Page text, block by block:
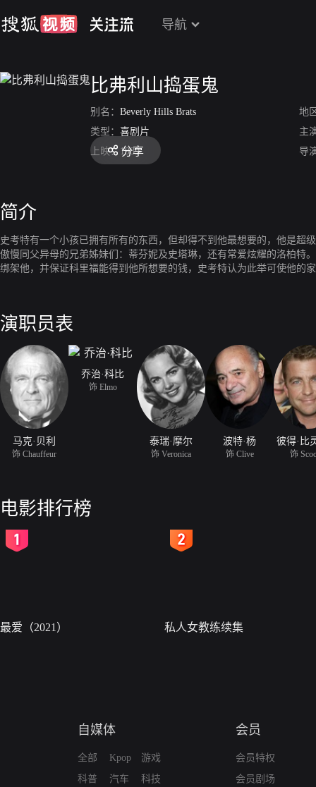
导航
比弗利山捣蛋鬼
别名： Beverly Hills Brats
地
类型： 喜剧片
主
上映： 1989 导
分享
简介
史考特有一个小孩已拥有所有的东西，但却得不到他最想要的，他是超
傲慢同父异母的兄弟姊妹们：蒂芬妮及史塔琳，还有常爱炫耀的洛柏特
绑架他，并保证科里福能得到他所想要的钱，史考特认为此举可使他的
演职员表
马克·贝利
饰 Chauffeur
乔治·科比
饰 Elmo
泰瑞·摩尔
饰 Veronica
波特·杨
饰 Clive
彼得·比
饰
电影排行榜
最爱（2021） 私人女教练续集
自媒体
全部
科普
Kpop
汽车
游戏
科技
会员
会员特权
会员剧场